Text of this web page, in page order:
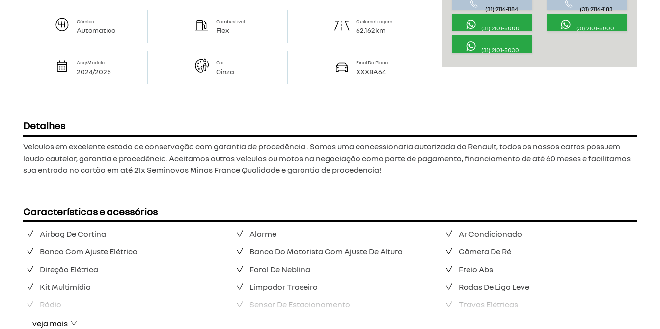
(31) 2116-1184 (31) 2116-1183
(31) 2101-5000 (31) 2101-5000
(31) 2101-5030
Câmbio
Automatico
Combustível
Flex
Quilometragem
62.162km
Ano/Modelo
2024/2025
Cor
Cinza
Final Da Placa
XXX8A64
Detalhes
Veículos em excelente estado de conservação com garantia de procedência . Somos uma concessionaria autorizada da Renault, todos os nossos carros possuem
laudo cautelar, garantia e procedência. Aceitamos outros veículos ou motos na negociação como parte de pagamento, financiamento de até 60 meses e facilitamos
sua entrada no cartão em até 21x Seminovos Minas France Qualidade e garantia de procedencia!
Características e acessórios
Airbag De Cortina Alarme
Ar Condicionado
Banco Com Ajuste Elétrico
Banco Do Motorista Com Ajuste De Altura
Câmera De Ré
Direção Elétrica
Farol De Neblina
Freio Abs
Kit Multimídia
Limpador Traseiro
Rodas De Liga Leve
Rádio
Sensor De Estacionamento
Travas Elétricas
veja mais